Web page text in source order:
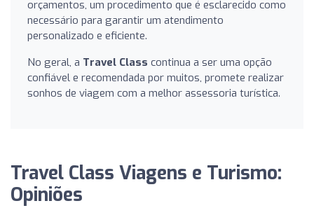
orçamentos, um procedimento que é esclarecido como
necessário para garantir um atendimento
personalizado e eficiente.
No geral, a Travel Class continua a ser uma opção
confiável e recomendada por muitos, promete realizar
sonhos de viagem com a melhor assessoria turística.
Travel Class Viagens e Turismo:
Opiniões